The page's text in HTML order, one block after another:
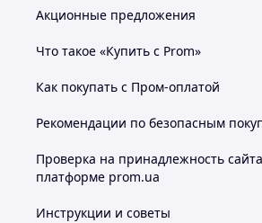
Акционные предложения
Что такое «Купить с Prom»
Как покупать с Пром-оплатой
Рекомендации по безопасным
Проверка на принадлежность
платформе prom.ua
Инструкции и советы